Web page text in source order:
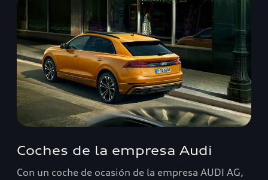
Coches de la empresa Audi
Con un coche de ocasión de la empresa AUDI AG,